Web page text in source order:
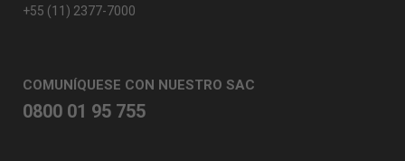
+55 (11) 2377-7000
COMUNÍQUESE CON NUESTRO SAC
0800 01 95 755